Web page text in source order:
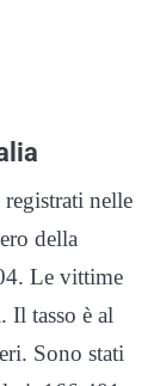
nelle
della
Le vittime
Il tasso è al
Sono stati